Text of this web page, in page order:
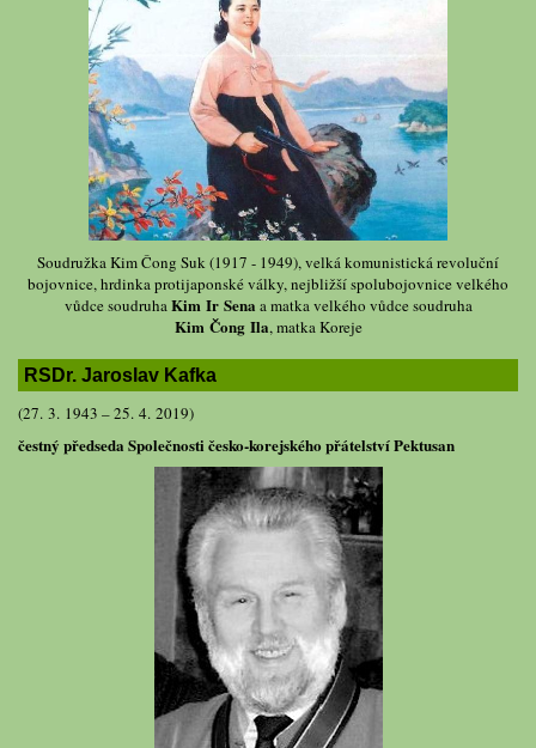
Soudružka Kim Čong Suk (1917 - 1949), velká komunistická revoluční
bojovnice, hrdinka protijaponské války, nejbližší spolubojovnice velkého
vůdce soudruha Kim Ir Sena a matka velkého vůdce soudruha
Kim Čong Ila, matka Koreje
RSDr. Jaroslav Kafka
(27. 3. 1943 – 25. 4. 2019)
čestný předseda Společnosti česko-korejského přátelství Pektusan